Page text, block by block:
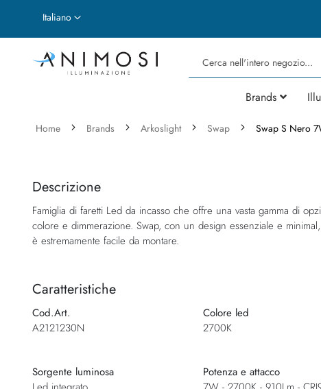
Lingua
Italiano
Cerca
Brands
Home Brands Arkoslight Swap Swap S Nero
fine
galleria
di
immagini
della
di
immagini
Descrizione
Famiglia di faretti Led da incasso che offre una vasta gamma di
colore e dimmerazione. Swap, con un design essenziale e
è estremamente facile da montare.
Caratteristiche
Cod.Art.
A2121230N
Colore led
2700K
Sorgente luminosa
Potenza e attacco